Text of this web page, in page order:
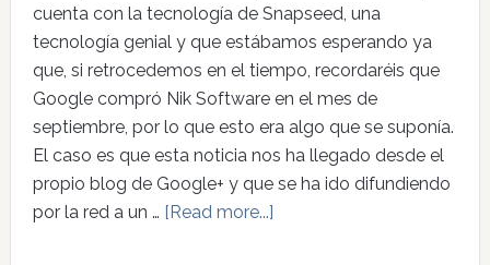
cuenta con la tecnología de Snapseed, una
tecnología genial y que estábamos esperando ya
que, si retrocedemos en el tiempo, recordaréis que
Google compró Nik Software en el mes de
septiembre, por lo que esto era algo que se suponía.
El caso es que esta noticia nos ha llegado desde el
propio blog de Google+ y que se ha ido difundiendo
por la red a un … [Read more...]